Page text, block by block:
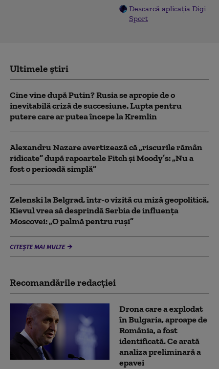
Descarcă aplicația Digi
Sport
Ultimele știri
Cine vine după Putin? Rusia se apropie de o
inevitabilă criză de succesiune. Lupta pentru
putere care ar putea începe la Kremlin
Alexandru Nazare avertizează că „riscurile rămân
ridicate” după rapoartele Fitch și Moody’s: „Nu a
fost o perioadă simplă”
Zelenski la Belgrad, într-o vizită cu miză geopolitică.
Kievul vrea să desprindă Serbia de influența
Moscovei: „O palmă pentru ruși”
CITEȘTE MAI MULTE
Recomandările redacţiei
Drona care a explodat
în Bulgaria, aproape de
România, a fost
identificată. Ce arată
analiza preliminară a
epavei